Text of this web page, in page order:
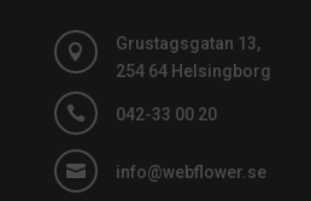

Grustagsgatan 13,
254 64 Helsingborg
 042-33 00 20
 info@webflower.se